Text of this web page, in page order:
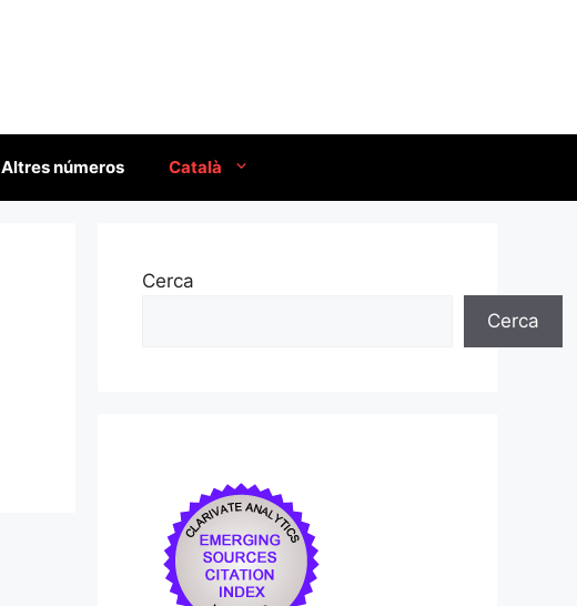
Altres números Català
Cerca
Cerca